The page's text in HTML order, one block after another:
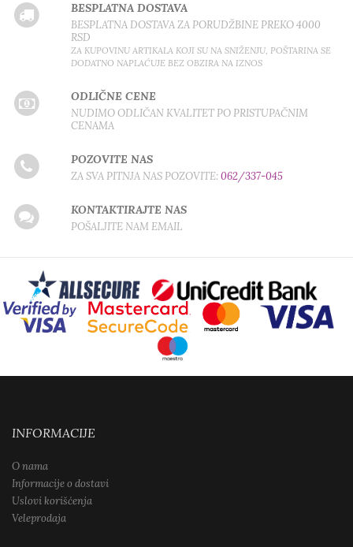
BESPLATNA DOSTAVA
BESPLATNA DOSTAVA ZA PORUDŽBINE PREKO 4000
RSD
ZA KUPOVINU ARTIKALA KOJI SU NA SNIŽENJU, POŠTARINA SE
DODATNO NAPLAĆUJE BEZ OBZIRA NA IZNOS
ODLIČNE CENE
NUDIMO ODLIČAN KVALITET PO PRISTUPAČNIM
CENAMA
POZOVITE NAS
ZA SVA PITNJA NAS POZOVITE:062/337-045
KONTAKTIRAJTE NAS
POŠALJITE NAM EMAIL
INFORMACIJE
O nama
Informacije o dostavi
Uslovi korišćenja
Veleprodaja